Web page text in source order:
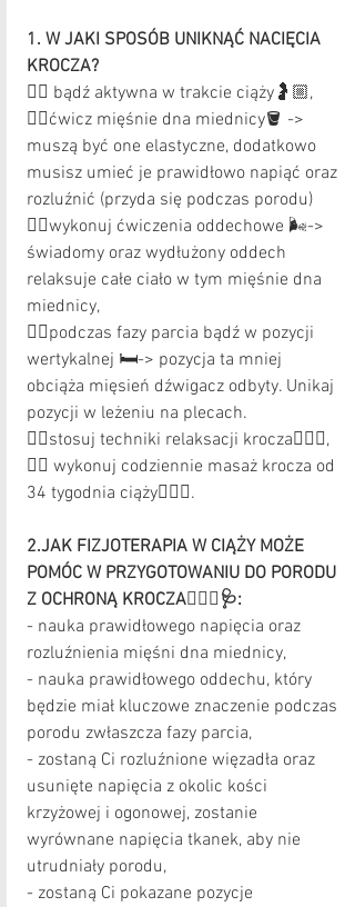
1. W JAKI SPOSÓB UNIKNĄĆ NACIĘCIA
KROCZA?
👉🏻 bądź aktywna w trakcie ciąży🤰🏼,
👉🏻ćwicz mięśnie dna miednicy🪣 ->
muszą być one elastyczne, dodatkowo
musisz umieć je prawidłowo napiąć oraz
rozluźnić (przyda się podczas porodu)
👉🏻wykonuj ćwiczenia oddechowe 🌬->
świadomy oraz wydłużony oddech
relaksuje całe ciało w tym mięśnie dna
miednicy,
👉🏻podczas fazy parcia bądź w pozycji
wertykalnej 🛏-> pozycja ta mniej
obciąża mięsień dźwigacz odbyty. Unikaj
pozycji w leżeniu na plecach.
👉🏻stosuj techniki relaksacji krocza🧘🏻‍♀️,
👉🏻 wykonuj codziennie masaż krocza od
34 tygodnia ciąży💆🏼‍♀️.
2.JAK FIZJOTERAPIA W CIĄŻY MOŻE
POMÓC W PRZYGOTOWANIU DO PORODU
Z OCHRONĄ KROCZA👩🏼‍⚕️🩺:
- nauka prawidłowego napięcia oraz
rozluźnienia mięśni dna miednicy,
- nauka prawidłowego oddechu, który
będzie miał kluczowe znaczenie podczas
porodu zwłaszcza fazy parcia,
- zostaną Ci rozluźnione więzadła oraz
usunięte napięcia z okolic kości
krzyżowej i ogonowej, zostanie
wyrównane napięcia tkanek, aby nie
utrudniały porodu,
- zostaną Ci pokazane pozycje